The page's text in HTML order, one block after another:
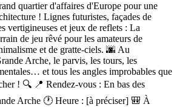
quartier d'affaires d'Europe pour une
! Lignes futuristes, façades de
vertigineuses et jeux de reflets : La
de jeu rêvé pour les amateurs de
et de gratte-ciels. 🌆 Au
Arche, le parvis, les tours, les
et tous les angles improbables que
! 🔍 📍 Rendez-vous : En bas des
Arche 🕐 Heure : [à préciser] 🎒 À